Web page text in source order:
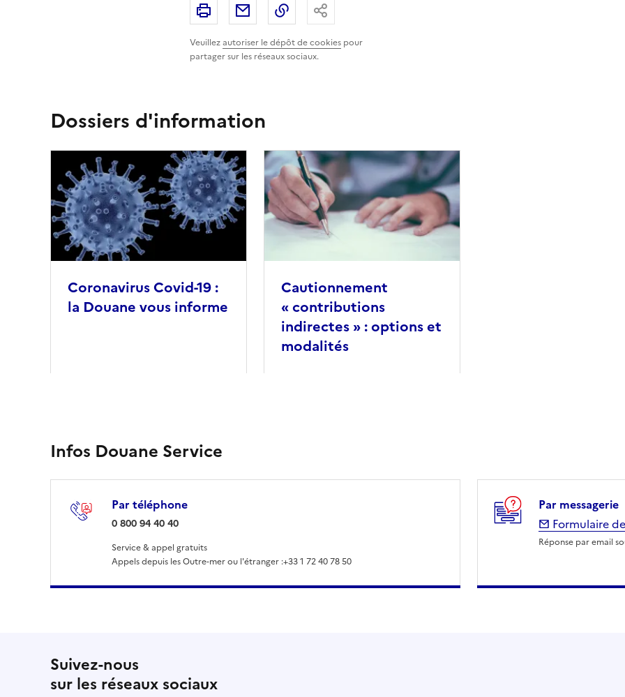
Veuillezautoriser le dépôt de cookies pour
partager sur les réseaux sociaux.
Imprimer Partager par email
Copier le lien
Dossiers d'information
Coronavirus Covid-19 :
la Douane vous informe
Image
principale
Cautionnement
« contributions
indirectes » : options et
modalités
Image
principale
Infos Douane Service
Par téléphone
: 0 800 94 40 40
0 800 94 40 40
Service & appel gratuits
Appels depuis les Outre-mer ou l'étranger :+33 1 72 40 78 50
Par messagerie
Formulaire
Réponse par email
Suivez-nous
sur les réseaux sociaux